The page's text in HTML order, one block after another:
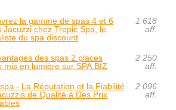
la gamme de spas 4 et 6
Jacuzzi chez Tropic Spa, le
du spa discount
1 618
aff.
des spas 2 places
mis en lumière sur SPA.BIZ
2 250
aff.
- La Réputation et la Fiabilité
de Qualité à Des Prix
2 096
aff.